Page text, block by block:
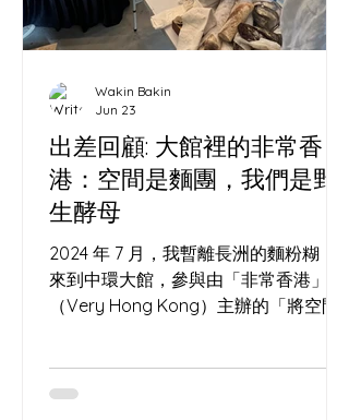
出差回顧: 大館裡的非常香
港：空間是麵團，我們是野
生酵母
2024 年 7 月，我暫離長洲的麵粉糊，
來到中環大館，參與由「非常香港」
（Very Hong Kong）主辦的「將空間
Placemaking Convention）。 這場活
Wakin Bakin
Jun 23